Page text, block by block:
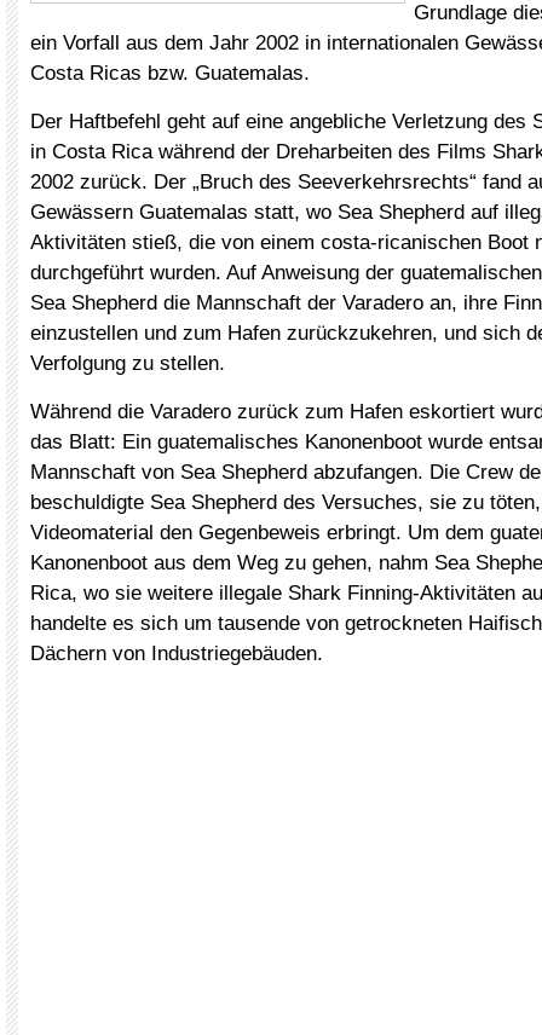
Grundlage
ein Vorfall aus dem Jahr 2002 in internationalen
Costa Ricas bzw. Guatemalas.
Der Haftbefehl geht auf eine angebliche Verletzung des
in Costa Rica während der Dreharbeiten des Films
2002 zurück. Der „Bruch des Seeverkehrsrechts“ fand
Gewässern Guatemalas statt, wo Sea Shepherd auf
Aktivitäten stieß, die von einem costa-ricanischen Boot
durchgeführt wurden. Auf Anweisung der
Sea Shepherd die Mannschaft der Varadero an, ihre
einzustellen und zum Hafen zurückzukehren, und sich
Verfolgung zu stellen.
Während die Varadero zurück zum Hafen eskortiert
das Blatt: Ein guatemalisches Kanonenboot wurde
Mannschaft von Sea Shepherd abzufangen. Die Crew
beschuldigte Sea Shepherd des Versuches, sie zu
Videomaterial den Gegenbeweis erbringt. Um dem
Kanonenboot aus dem Weg zu gehen, nahm Sea
Rica, wo sie weitere illegale Shark Finning-Aktivitäten
handelte es sich um tausende von getrockneten
Dächern von Industriegebäuden.